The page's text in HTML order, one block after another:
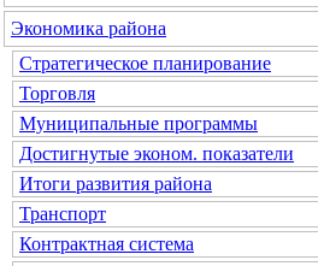
Экономика района
Стратегическое планирование
Торговля
Муниципальные программы
Достигнутые эконом. показатели
Итоги развития района
Транспорт
Контрактная система